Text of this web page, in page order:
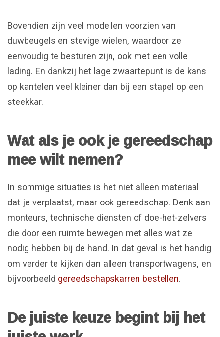
Bovendien zijn veel modellen voorzien van
duwbeugels en stevige wielen, waardoor ze
eenvoudig te besturen zijn, ook met een volle
lading. En dankzij het lage zwaartepunt is de kans
op kantelen veel kleiner dan bij een stapel op een
steekkar.
Wat als je ook je gereedschap
mee wilt nemen?
In sommige situaties is het niet alleen materiaal
dat je verplaatst, maar ook gereedschap. Denk aan
monteurs, technische diensten of doe-het-zelvers
die door een ruimte bewegen met alles wat ze
nodig hebben bij de hand. In dat geval is het handig
om verder te kijken dan alleen transportwagens, en
bijvoorbeeld gereedschapskarren bestellen.
De juiste keuze begint bij het